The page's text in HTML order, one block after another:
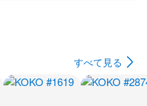
すべて見る